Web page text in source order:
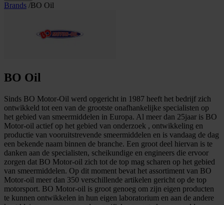
Brands /BO Oil
BO Oil
Sinds BO Motor-Oil werd opgericht in 1987 heeft het bedrijf zich
ontwikkeld tot een van de grootste onafhankelijke specialisten op
het gebied van smeermiddelen in Europa. Al meer dan 25jaar is BO
Motor-oil actief op het gebied van onderzoek , ontwikkeling en
productie van vooruitstrevende smeermiddelen en is vandaag de dag
een bekende naam binnen de branche. Een groot deel hiervan is te
danken aan de specialisten, scheikundige en engineers die ervoor
zorgen dat BO Motor-oil zich tot de top mag scharen op het gebied
van smeermiddelen. Op dit moment bevat het assortiment van BO
Motor-oil meer dan 350 verschillende artikelen gericht op de top
motorsport. BO Motor-oil is groot genoeg om zijn eigen producten
te kunnen ontwikkelen in hun eigen laboratorium en aan de andere